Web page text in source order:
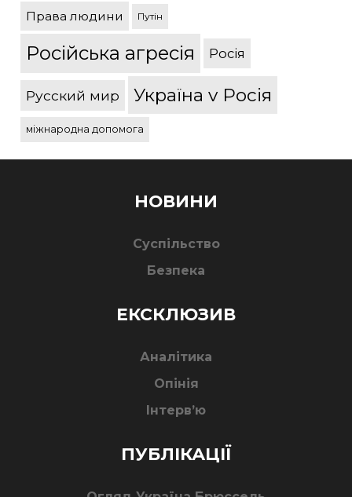
Права людини Путін
Російська агресія Росія
Русский мир Україна v Росія
міжнародна допомога
НОВИНИ
Суспільство
Безпека
ЕКСКЛЮЗИВ
Аналітика
Опінія
Інтерв’ю
ПУБЛІКАЦІЇ